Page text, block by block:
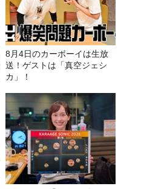
8月4日のカーボーイは生放
送！ゲストは「真空ジェシ
カ」！